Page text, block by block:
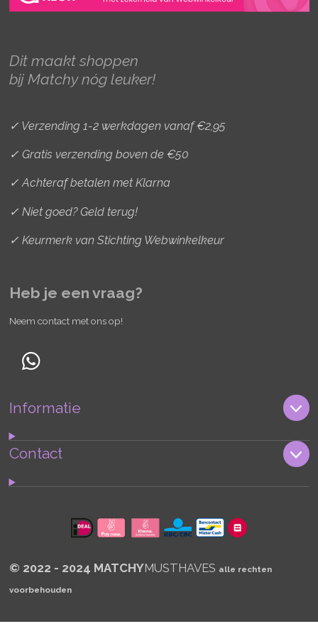
a
r
a
b
o
k
e
e
s
Dit maakt shoppen
bij Matchy nóg leuker!
✓ Verzending 1-2 werkdagen vanaf €2,95
✓ Gratis verzending boven de €50
✓ Achteraf betalen met Klarna
✓ Niet goed? Geld terug!
✓ Keurmerk van Stichting Webwinkelkeur
Heb je een vraag?
Neem contact met ons op!
W
a
s
Informatie
Contact
© 2022 - 2024 MATCHYMUSTHAVES alle rechten
voorbehouden